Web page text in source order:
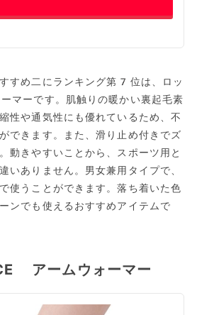
すめ二にランキング第7位は、ロッ
マーです。肌触りの暖かい裏起毛素
性や通気性にも優れているため、不
できます。また、滑り止め付きでズ
動きやすいことから、スポーツ用と
いありません。男女兼用タイプで、
使うことができます。落ち着いた色
ンでも使えるおすすめアイテムで
アームウォーマー